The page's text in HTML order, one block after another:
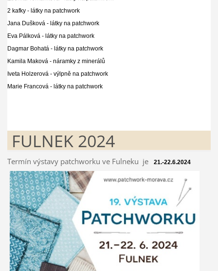
2 kafky - látky na patchwork
Jana Dušková - látky na patchwork
Eva Pálková - látky na patchwork
Dagmar Bohatá - látky na patchwork
Kamila Maková - náramky z minerálů
Iveta Holzerová - výlpně na patchwork
Marie Francová - látky na patchwork
FULNEK 2024
Termín výstavy patchworku ve Fulneku je 21.-22.6.2024